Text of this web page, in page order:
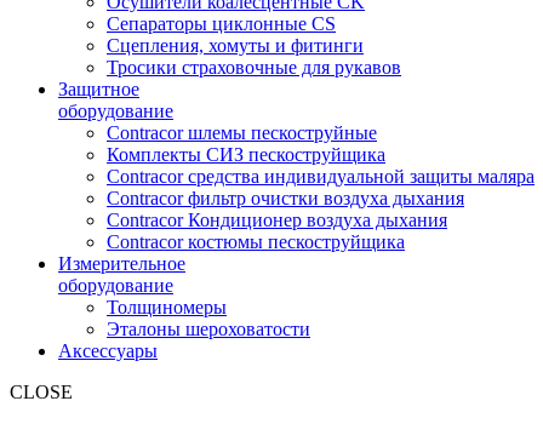
Сепараторы циклонные CS
Сцепления, хомуты и фитинги
Тросики страховочные для рукавов
Защитное
оборудование
Contracor шлемы пескоструйные
Комплекты СИЗ пескоструйщика
Contracor средства индивидуальной защиты маляра
Contracor фильтр очистки воздуха дыхания
Contracor Кондиционер воздуха дыхания
Contracor костюмы пескоструйщика
Измерительное
оборудование
Толщиномеры
Эталоны шероховатости
Аксессуары
CLOSE